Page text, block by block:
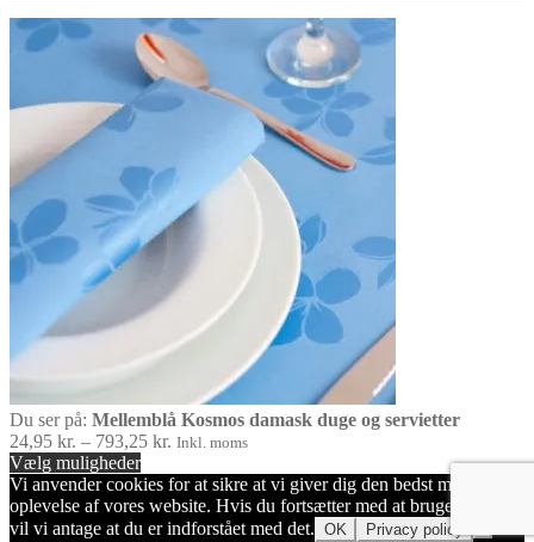
Du ser på: Mellemblå Kosmos damask duge og servietter
24,95 kr. – 793,25 kr. Prisinterval:
til
793,25 kr.
Inkl. moms
Vælg muligheder
Vi anvender cookies for at sikre at vi giver dig den bedst mulige
oplevelse af vores website. Hvis du fortsætter med at bruge dette site
vil vi antage at du er indforstået med det. OK Privacy policy